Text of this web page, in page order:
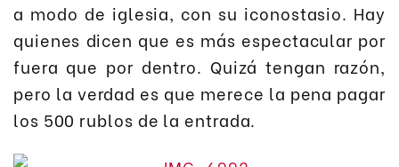
a modo de iglesia, con su iconostasio. Hay
quienes dicen que es más espectacular por
fuera que por dentro. Quizá tengan razón,
pero la verdad es que merece la pena pagar
los 500 rublos de la entrada.